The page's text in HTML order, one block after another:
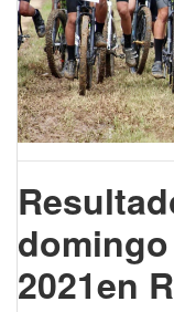
2021en